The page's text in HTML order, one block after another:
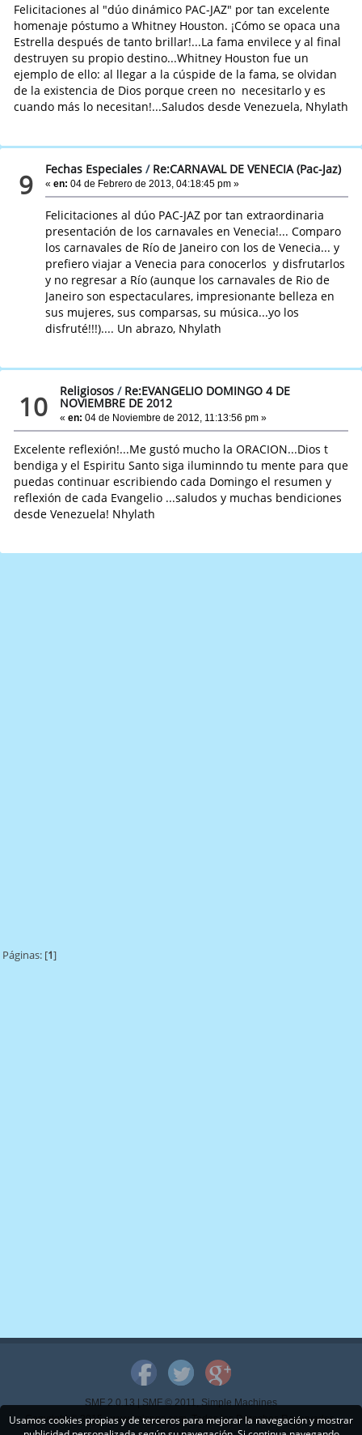
Felicitaciones al "dúo dinámico PAC-JAZ" por tan excelente
homenaje póstumo a Whitney Houston. ¡Cómo se opaca una
Estrella después de tanto brillar!...La fama envilece y al final
destruyen su propio destino...Whitney Houston fue un
ejemplo de ello: al llegar a la cúspide de la fama, se olvidan
de la existencia de Dios porque creen no necesitarlo y es
cuando más lo necesitan!...Saludos desde Venezuela, Nhylath
9 Fechas Especiales / Re:CARNAVAL DE VENECIA (Pac-Jaz)
«en: 04 de Febrero de 2013, 04:18:45 pm »
Felicitaciones al dúo PAC-JAZ por tan extraordinaria
presentación de los carnavales en Venecia!... Comparo
los carnavales de Río de Janeiro con los de Venecia... y
prefiero viajar a Venecia para conocerlos y disfrutarlos
y no regresar a Río (aunque los carnavales de Rio de
Janeiro son espectaculares, impresionante belleza en
sus mujeres, sus comparsas, su música...yo los
disfruté!!!).... Un abrazo, Nhylath
10 Religiosos / Re:EVANGELIO DOMINGO 4 DE
NOVIEMBRE DE 2012
«en: 04 de Noviembre de 2012, 11:13:56 pm »
Excelente reflexión!...Me gustó mucho la ORACION...Dios t
bendiga y el Espiritu Santo siga iluminndo tu mente para que
puedas continuar escribiendo cada Domingo el resumen y
reflexión de cada Evangelio ...saludos y muchas bendiciones
desde Venezuela! Nhylath
Páginas: [1]
SMF 2.0.13|SMF © 2011,Simple Machines
Copyright © 2015 - www.mispps.com. Todos los Derechos Reservados.
Usamos cookies propias y de terceros para mejorar la navegación y mostrar